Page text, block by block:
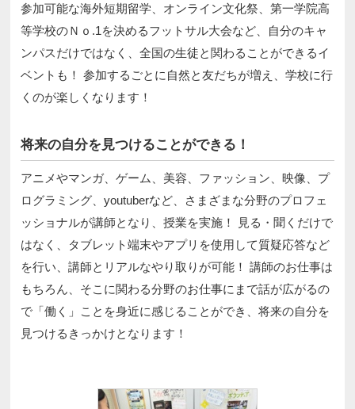
参加可能な海外短期留学、オンライン文化祭、第一学院高
等学校のＮｏ.1を決めるフットサル大会など、自分のキャ
ンパスだけではなく、全国の生徒と関わることができるイ
ベントも！ 参加するごとに自然と友だちが増え、学校に行
くのが楽しくなります！
将来の自分を見つけることができる！
アニメやマンガ、ゲーム、美容、ファッション、映像、プ
ログラミング、youtuberなど、さまざまな分野のプロフェ
ッショナルが講師となり、授業を実施！ 見る・聞くだけで
はなく、タブレット端末やアプリを使用して質疑応答など
を行い、講師とリアルなやり取りが可能！ 講師のお仕事は
もちろん、そこに関わる分野のお仕事にまで話が広がるの
で「働く」ことを身近に感じることができ、将来の自分を
見つけるきっかけとなります！